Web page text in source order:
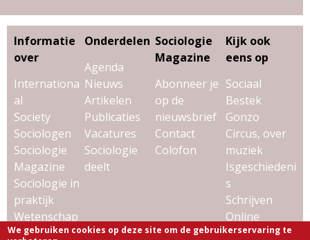
Informatie
over
Internationa
al
Society
Sociologen
Sociologie
Magazine
Sociologie in
praktijk
Wetenschap
& sociologie
Onderdelen
Agenda
Nieuws
Artikelen
Publicaties
Vacatures
Sociologie
deelt
Sociologie
Magazine
Abonneer je
op de
nieuwsbrief
Contact
Colofon
Kijk ook
eens op
Sociaal
Bestek
Gonzo
Circus, over
muziek
Isgeschiedeni
s
Schrijven
Online
Uitgeverij
We gebruiken cookies op deze site om de gebruikerservaring te